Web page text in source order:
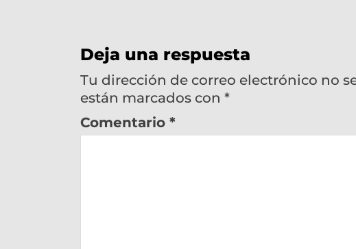
Deja una respuesta
Tu dirección de correo electrónico no
están marcados con *
Comentario *